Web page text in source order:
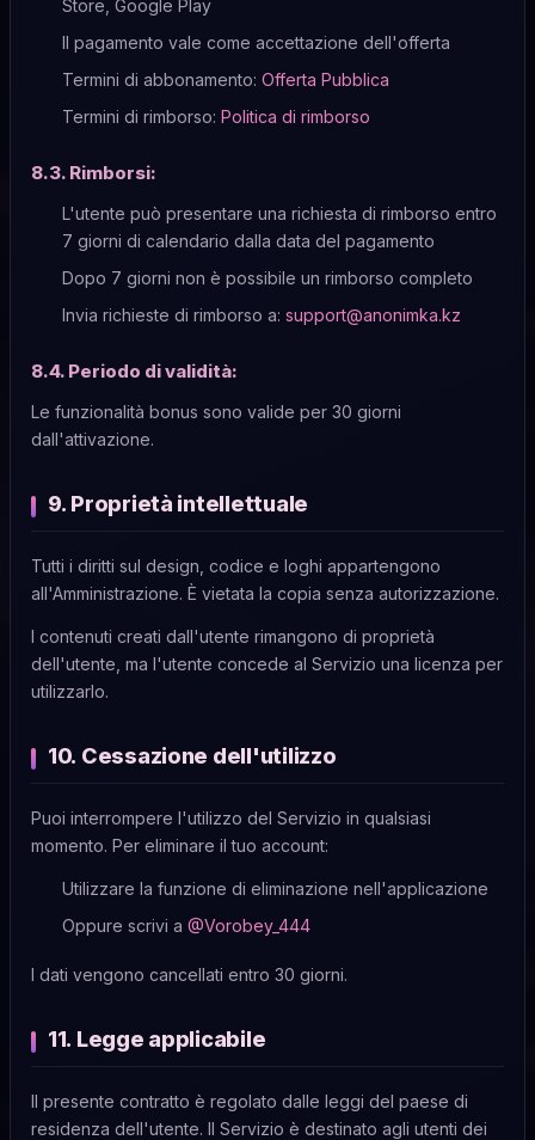
Store, Google Play
Il pagamento vale come accettazione dell'offerta
Termini di abbonamento: Offerta Pubblica
Termini di rimborso: Politica di rimborso
8.3. Rimborsi:
L'utente può presentare una richiesta di rimborso entro
7 giorni di calendario dalla data del pagamento
Dopo 7 giorni non è possibile un rimborso completo
Invia richieste di rimborso a: support@anonimka.kz
8.4. Periodo di validità:
Le funzionalità bonus sono valide per 30 giorni
dall'attivazione.
9. Proprietà intellettuale
Tutti i diritti sul design, codice e loghi appartengono
all'Amministrazione. È vietata la copia senza autorizzazione.
I contenuti creati dall'utente rimangono di proprietà
dell'utente, ma l'utente concede al Servizio una licenza per
utilizzarlo.
10. Cessazione dell'utilizzo
Puoi interrompere l'utilizzo del Servizio in qualsiasi
momento. Per eliminare il tuo account:
Utilizzare la funzione di eliminazione nell'applicazione
Oppure scrivi a @Vorobey_444
I dati vengono cancellati entro 30 giorni.
11. Legge applicabile
Il presente contratto è regolato dalle leggi del paese di
residenza dell'utente. Il Servizio è destinato agli utenti dei